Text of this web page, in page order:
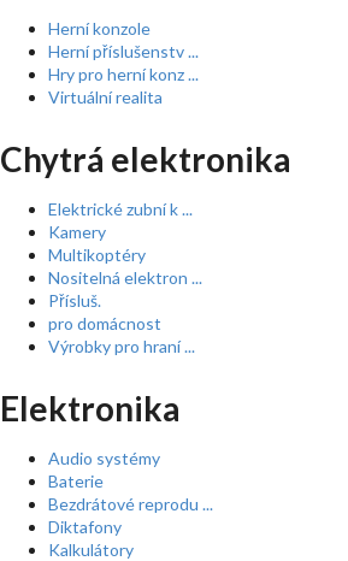
Herní konzole
Herní příslušenstv ...
Hry pro herní konz ...
Virtuální realita
Chytrá elektronika
Elektrické zubní k ...
Kamery
Multikoptéry
Nositelná elektron ...
Přísluš.
pro domácnost
Výrobky pro hraní ...
Elektronika
Audio systémy
Baterie
Bezdrátové reprodu ...
Diktafony
Kalkulátory